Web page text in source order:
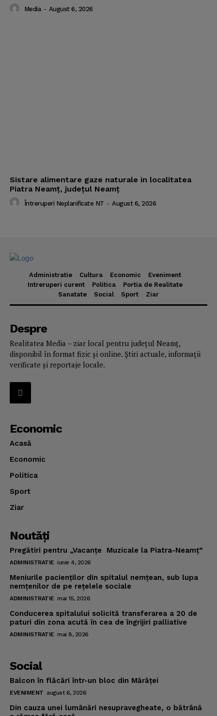
Media - August 6, 2026
Sistare alimentare gaze naturale in localitatea
Piatra Neamț, județul Neamț
Întreruperi Neplanificate NT - August 6, 2026
Administratie Cultura Economic
Eveniment
Intreruperi curent
Politica
Portia de Realitate
Sanatate
Social Sport Ziar
Despre
Realitatea Media – ziar local pentru județul Neamț,
disponibil în format fizic și online. Știri actuale, informații
verificate și reportaje locale.
Economic
Acasă
Economic
Politica
Sport
Ziar
Noutăţi
Pregătiri pentru „Vacanţe Muzicale la Piatra-Neamţ“
ADMINISTRATIE iunie 4, 2026
Meniurile pacienţilor din spitalul nemţean, sub lupa
nemţenilor de pe reţelele sociale
ADMINISTRATIE mai 15, 2026
Conducerea spitalului solicită transferarea a 20 de
paturi din zona acută în cea de îngrijiri palliative
ADMINISTRATIE mai 8, 2026
Social
Balcon în flăcări într-un bloc din Mărăţei
EVENIMENT august 6, 2026
Din cauza unei lumânări nesupravegheate, o bătrână